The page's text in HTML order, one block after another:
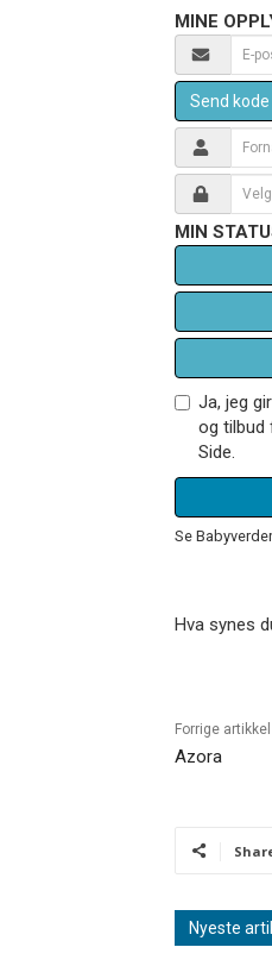
MINE
Send kode
MIN
Ja, jeg
og tilbud
Side.
Se
Hva synes
Forrige artikkel
Azora
Nyeste